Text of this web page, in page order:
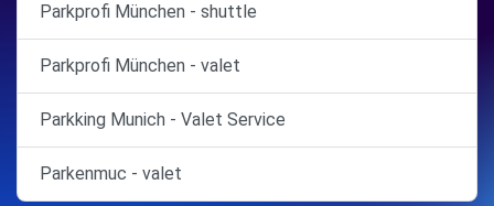
Parkprofi München - shuttle
Parkprofi München - valet
Parkking Munich - Valet Service
Parkenmuc - valet